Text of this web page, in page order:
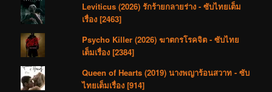
Leviticus (2026) รักร้ายกลายร่าง - ซับไทยเต็ม
เรื่อง [2463]
Psycho Killer (2026) ฆาตกรโรคจิต - ซับไทย
เต็มเรื่อง [2384]
Queen of Hearts (2019) นางพญาร้อนสวาท - ซับ
ไทยเต็มเรื่อง [914]